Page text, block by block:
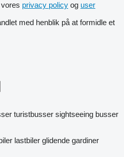
privacy policy og user
med henblik på at formidle et
turistbusser sightseeing busser
lastbiler glidende gardiner